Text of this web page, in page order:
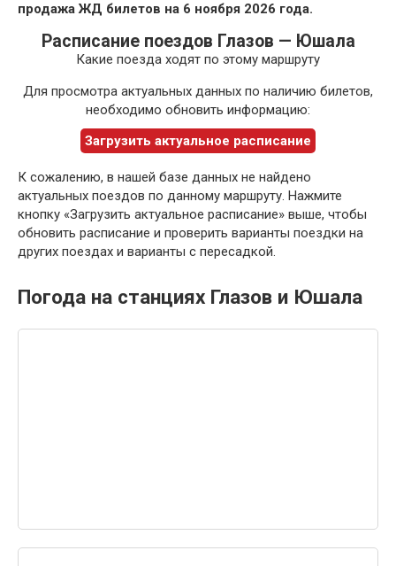
продажа ЖД билетов на 6 ноября 2026 года.
Расписание поездов Глазов — Юшала
Какие поезда ходят по этому маршруту
Для просмотра актуальных данных по наличию билетов,
необходимо обновить информацию:
Загрузить актуальное расписание
К сожалению, в нашей базе данных не найдено
актуальных поездов по данному маршруту. Нажмите
кнопку «Загрузить актуальное расписание» выше, чтобы
обновить расписание и проверить варианты поездки на
других поездах и варианты с пересадкой.
Погода на станциях Глазов и Юшала